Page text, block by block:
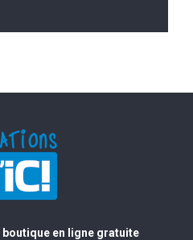
boutique en ligne gratuite